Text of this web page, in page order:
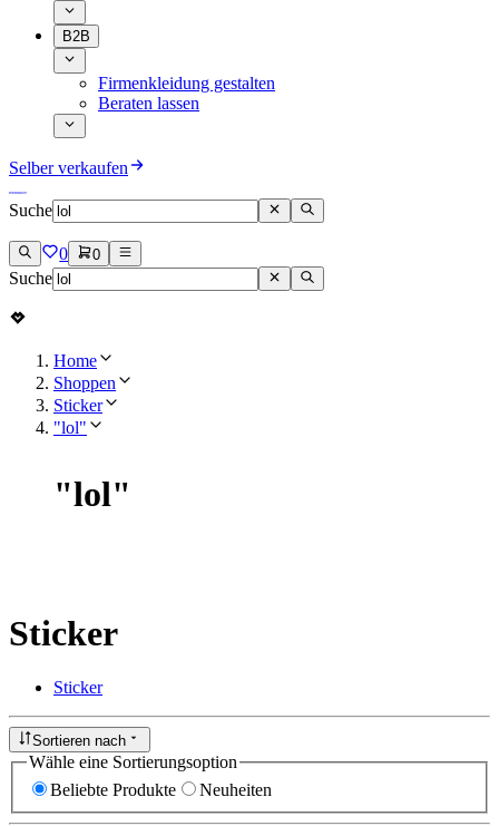
B2B
Firmenkleidung gestalten
Beraten lassen
Selber verkaufen
Suche
0 0
Suche
Home
Shoppen
Sticker
"lol"
"lol"
Sticker
Sticker
Sortieren nach
Wähle eine Sortierungsoption
Beliebte Produkte
Neuheiten